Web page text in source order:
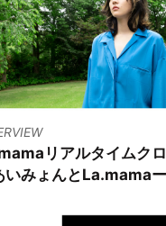
リアルタイムク
いみょんとLa.mamaー